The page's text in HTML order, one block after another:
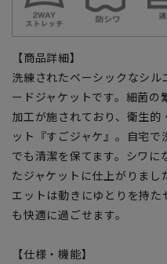
【商品詳細】
洗練されたベーシックなシ
ードジャケットです。細菌の
加工が施されており、衛生
ット『すごジャケ』。自宅
でも清潔を保てます。シワ
たジャケットに仕上がりま
エットは動きにゆとりを持
も快適に過ごせます。
【仕様・機能】